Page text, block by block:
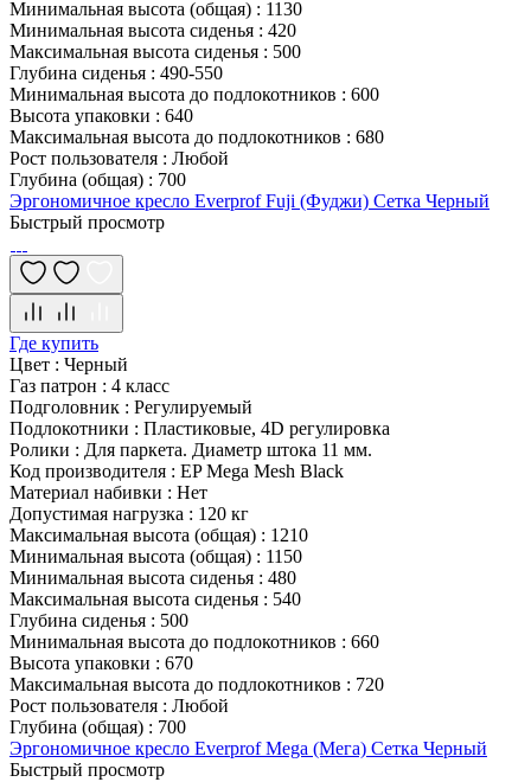
Минимальная высота (общая) : 1130
Минимальная высота сиденья : 420
Максимальная высота сиденья : 500
Глубина сиденья : 490-550
Минимальная высота до подлокотников : 600
Высота упаковки : 640
Максимальная высота до подлокотников : 680
Рост пользователя : Любой
Глубина (общая) : 700
Эргономичное кресло Everprof Fuji (Фуджи) Сетка Черный
Быстрый просмотр
Где купить
Цвет : Черный
Газ патрон : 4 класс
Подголовник : Регулируемый
Подлокотники : Пластиковые, 4D регулировка
Ролики : Для паркета. Диаметр штока 11 мм.
Код производителя : EP Mega Mesh Black
Материал набивки : Нет
Допустимая нагрузка : 120 кг
Максимальная высота (общая) : 1210
Минимальная высота (общая) : 1150
Минимальная высота сиденья : 480
Максимальная высота сиденья : 540
Глубина сиденья : 500
Минимальная высота до подлокотников : 660
Высота упаковки : 670
Максимальная высота до подлокотников : 720
Рост пользователя : Любой
Глубина (общая) : 700
Эргономичное кресло Everprof Mega (Мега) Сетка Черный
Быстрый просмотр